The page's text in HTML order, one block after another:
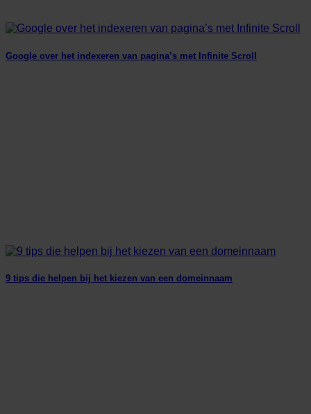
Google over het indexeren van pagina’s met Infinite Scroll
9 tips die helpen bij het kiezen van een domeinnaam